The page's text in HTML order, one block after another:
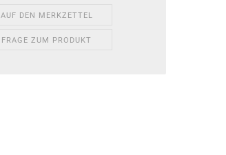
AUF DEN MERKZETTEL
FRAGE ZUM PRODUKT